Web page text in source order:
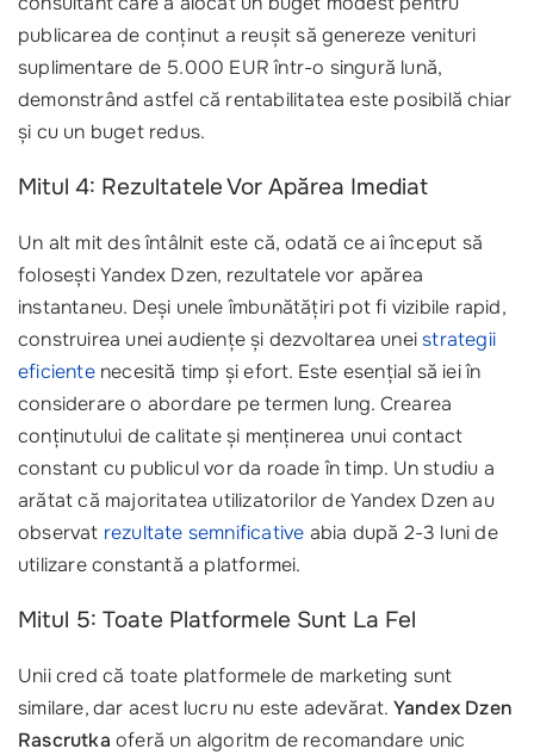
publicarea de conținut a reușit să genereze venituri
suplimentare de 5.000 EUR într-o singură lună,
demonstrând astfel că rentabilitatea este posibilă chiar
și cu un buget redus.
Mitul 4: Rezultatele Vor Apărea Imediat
Un alt mit des întâlnit este că, odată ce ai început să
folosești Yandex Dzen, rezultatele vor apărea
instantaneu. Deși unele îmbunătățiri pot fi vizibile rapid,
construirea unei audiențe și dezvoltarea uneistrategii
eficientenecesită timp și efort. Este esențial să iei în
considerare o abordare pe termen lung. Crearea
conținutului de calitate și menținerea unui contact
constant cu publicul vor da roade în timp. Un studiu a
arătat că majoritatea utilizatorilor de Yandex Dzen au
observat rezultate semnificative abia după 2-3 luni de
utilizare constantă a platformei.
Mitul 5: Toate Platformele Sunt La Fel
Unii cred că toate platformele de marketing sunt
similare, dar acest lucru nu este adevărat. Yandex Dzen
Rascrutka oferă un algoritm de recomandare unic